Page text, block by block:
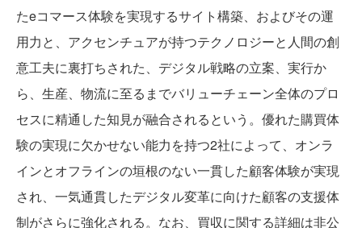
たeコマース体験を実現するサイト構築、およびその運
用力と、アクセンチュアが持つテクノロジーと人間の創
意工夫に裏打ちされた、デジタル戦略の立案、実行か
ら、生産、物流に至るまでバリューチェーン全体のプロ
セスに精通した知見が融合されるという。優れた購買体
験の実現に欠かせない能力を持つ2社によって、オンラ
インとオフラインの垣根のない一貫した顧客体験が実現
され、一気通貫したデジタル変革に向けた顧客の支援体
制がさらに強化される。なお、買収に関する詳細は非公